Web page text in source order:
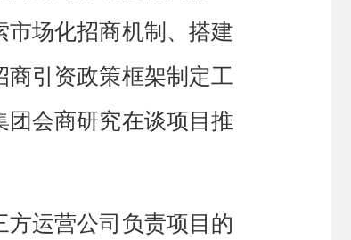
场化招商机制、搭建
引资政策框架制定工
会商研究在谈项目推
方运营公司负责项目的